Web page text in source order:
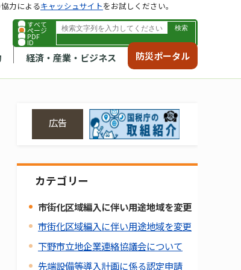
すべて
ページ
PDF
ID
経済・産業・ビジネス 防災ポータル
力によるキャッシュサイトをお試しください。
広告
カテゴリー
市街化区域編入に伴い用途地域を変更
市街化区域編入に伴い用途地域を変更
下野市立地企業連絡協議会について
先端設備等導入計画に係る認定申請